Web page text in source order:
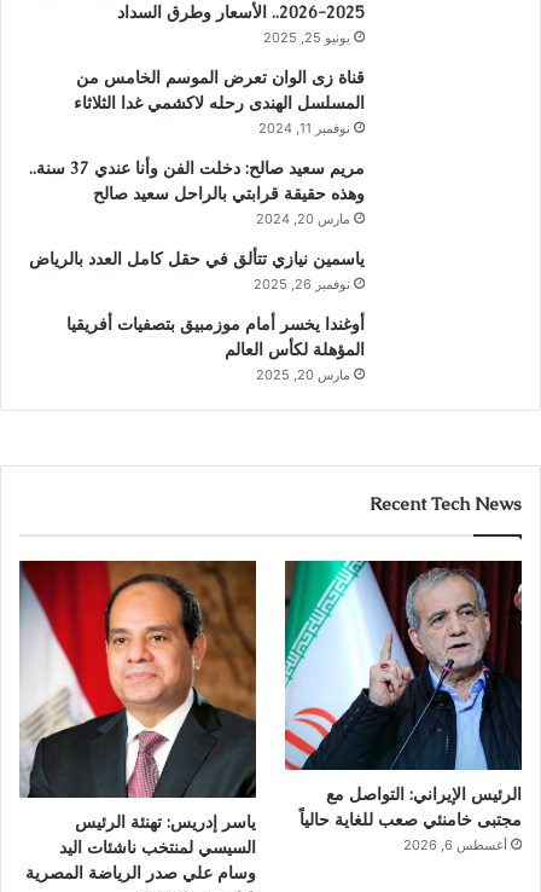
2025-2026.. الأسعار وطرق السداد
يونيو 25, 2025
قناة زى الوان تعرض الموسم الخامس من
المسلسل الهندى رحله لاكشمي غدا الثلاثاء
نوفمبر 11, 2024
مريم سعيد صالح: دخلت الفن وأنا عندي 37 سنة..
وهذه حقيقة قرابتي بالراحل سعيد صالح
مارس 20, 2024
ياسمين نيازي تتألق في حقل كامل العدد بالرياض
نوفمبر 26, 2025
أوغندا يخسر أمام موزمبيق بتصفيات أفريقيا
المؤهلة لكأس العالم
مارس 20, 2025
Recent Tech News
الرئيس الإيراني: التواصل مع
مجتبى خامنئي صعب للغاية حالياً
أغسطس 6, 2026
ياسر إدريس: تهنئة الرئيس
السيسي لمنتخب ناشئات اليد
وسام علي صدر الرياضة المصرية